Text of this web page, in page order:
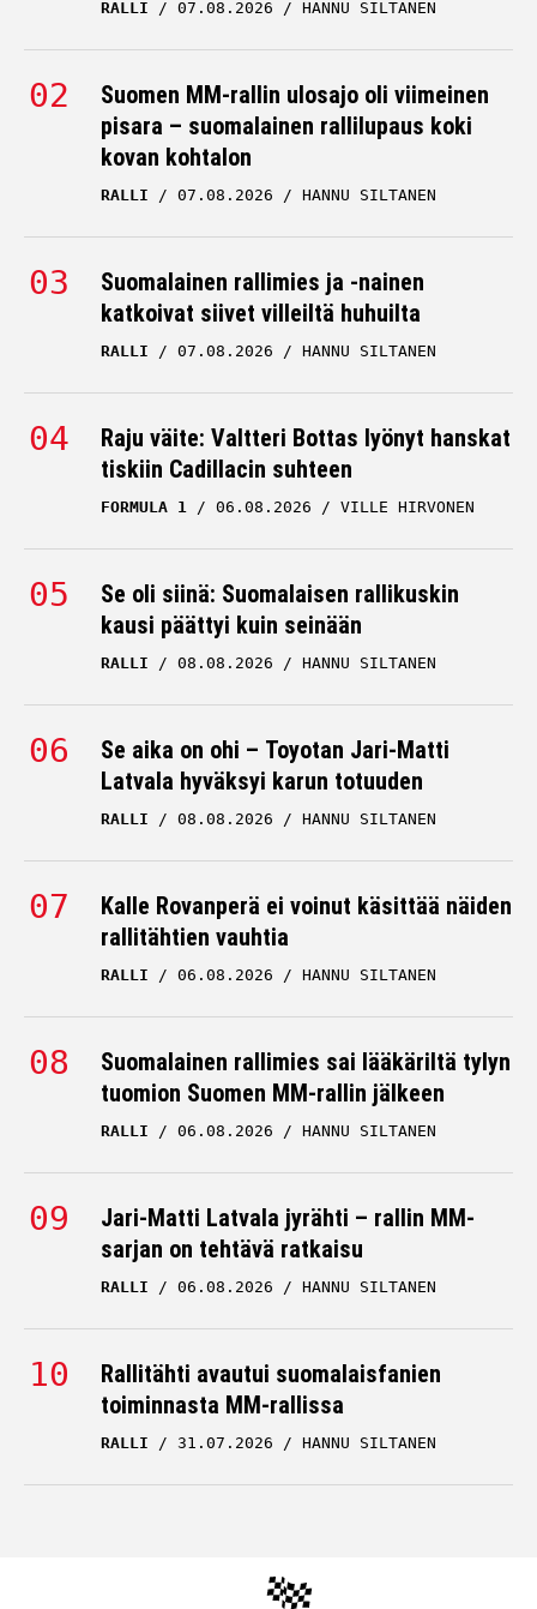
RALLI 07.08.2026 HANNU SILTANEN
Suomen MM-rallin ulosajo oli viimeinen
pisara – suomalainen rallilupaus koki
kovan kohtalon
RALLI 07.08.2026 HANNU SILTANEN
Suomalainen rallimies ja -nainen
katkoivat siivet villeiltä huhuilta
RALLI 07.08.2026 HANNU SILTANEN
Raju väite: Valtteri Bottas lyönyt hanskat
tiskiin Cadillacin suhteen
FORMULA 1 06.08.2026 VILLE HIRVONEN
Se oli siinä: Suomalaisen rallikuskin
kausi päättyi kuin seinään
RALLI 08.08.2026 HANNU SILTANEN
Se aika on ohi – Toyotan Jari-Matti
Latvala hyväksyi karun totuuden
RALLI 08.08.2026 HANNU SILTANEN
Kalle Rovanperä ei voinut käsittää näiden
rallitähtien vauhtia
RALLI 06.08.2026 HANNU SILTANEN
Suomalainen rallimies sai lääkäriltä tylyn
tuomion Suomen MM-rallin jälkeen
RALLI 06.08.2026 HANNU SILTANEN
Jari-Matti Latvala jyrähti – rallin MM-
sarjan on tehtävä ratkaisu
RALLI 06.08.2026 HANNU SILTANEN
Rallitähti avautui suomalaisfanien
toiminnasta MM-rallissa
RALLI 31.07.2026 HANNU SILTANEN